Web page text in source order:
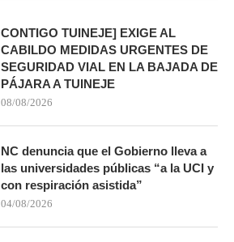
CONTIGO TUINEJE] EXIGE AL
CABILDO MEDIDAS URGENTES DE
SEGURIDAD VIAL EN LA BAJADA DE
PÁJARA A TUINEJE
08/08/2026
NC denuncia que el Gobierno lleva a
las universidades públicas “a la UCI y
con respiración asistida”
04/08/2026